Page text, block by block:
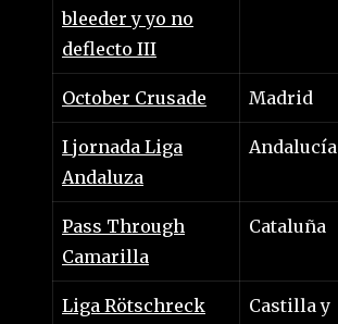
bleeder y yo no
deflecto III
October Crusade Madrid
I jornada Liga
Andaluza
Andalucía
Pass Through
Camarilla
Cataluña
Liga Rötschreck
Castilla y